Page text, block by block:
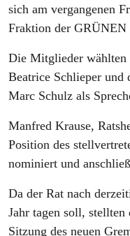
sich am vergangenen
Fraktion der
Die Mitglieder wählten
Beatrice Schlieper und
Marc Schulz als
Manfred Krause,
Position des
nominiert und
Da der Rat nach
Jahr tagen soll,
Sitzung des neuen